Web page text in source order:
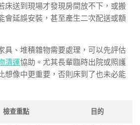
床送到現場才發現房間放不下，或搬
會延誤安裝，甚至產生二次配送或額
具、堆積雜物需要處理，可以先評估
清運協助。尤其長輩臨時出院或照護
想像中更重要，否則床到了也未必能
檢查重點 目的